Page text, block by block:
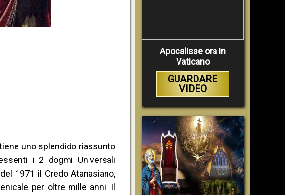
uno splendido riassunto
i 2 dogmi Universali
1971 il Credo Atanasiano,
per oltre mille anni. Il
Apocalisse ora in
Vaticano
GUARDARE
VIDEO